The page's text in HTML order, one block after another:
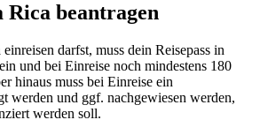
Rica beantragen
darfst, muss dein Reisepass in
und bei Einreise noch mindestens 180
hinaus muss bei Einreise ein
werden und ggf. nachgewiesen werden,
werden soll.